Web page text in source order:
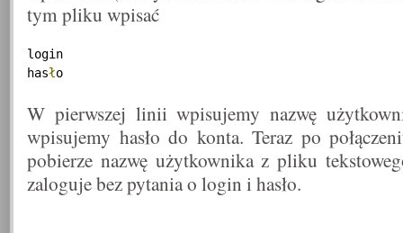
tym pliku wpisać
login
hasło
W pierwszej liniiwpisujemy nazwę
wpisujemy hasło do konta. Teraz po
pobierze nazwę użytkownika z pliku
zaloguje bez pytania o login i hasło.